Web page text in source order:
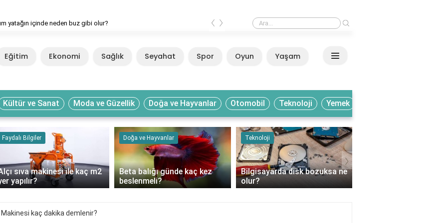
yatağın içinde neden buz gibi olur? Ayaklarım yatağın içinde neden buz gibi olur?
‹ ›
Eğitim Ekonomi Sağlık Seyahat Spor Oyun Yaşam
Kültür ve Sanat Moda ve Güzellik Doğa ve Hayvanlar Otomobil Teknoloji Yemek
Faydalı Bilgiler
sıva makinesi ile kaç m2
yapılır?
Doğa ve Hayvanlar
Beta balığı günde kaç kez
beslenmeli?
Teknoloji
Bilgisayarda disk bozuksa ne
olur?
›
kaç dakika demlenir?